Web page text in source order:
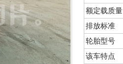
额定载质量
排放标准
轮胎型号
该车特点